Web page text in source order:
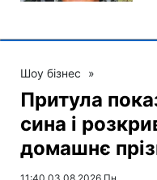
Шоу бізнес »
Притула
сина і
домашнє